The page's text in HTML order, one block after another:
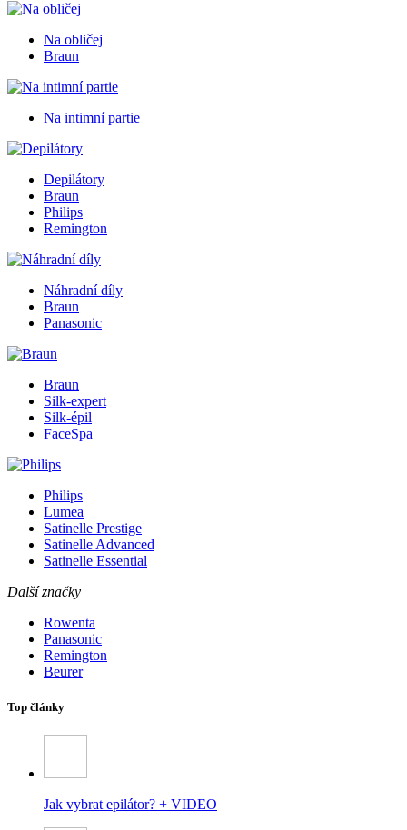
Na obličej
Braun
Na intimní partie
Depilátory
Braun
Philips
Remington
Náhradní díly
Braun
Panasonic
Braun
Silk-expert
Silk-épil
FaceSpa
Philips
Lumea
Satinelle Prestige
Satinelle Advanced
Satinelle Essential
Další značky
Rowenta
Panasonic
Remington
Beurer
Top články
Jak vybrat epilátor? + VIDEO